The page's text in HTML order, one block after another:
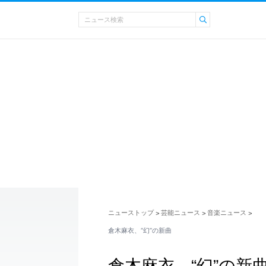
ニューストップ > 芸能ニュース > 音楽ニュース >
倉木麻衣、“幻”の新曲